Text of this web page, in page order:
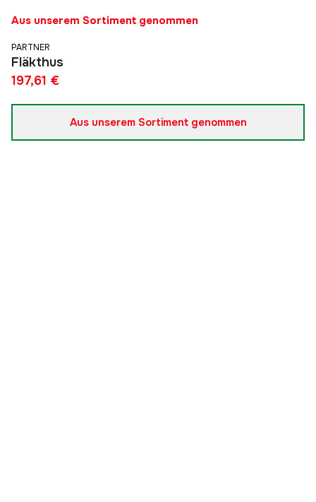
Aus unserem Sortiment genommen
PARTNER
Fläkthus
197,61 €
Aus unserem Sortiment genommen